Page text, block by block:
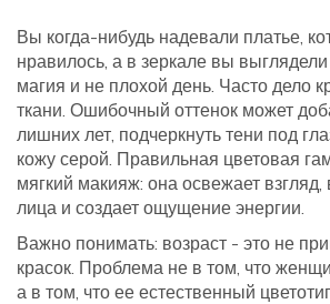
Вы когда-нибудь надевали платье,
нравилось, а в зеркале вы
магия и не плохой день. Часто дело
ткани. Ошибочный оттенок может
лишних лет, подчеркнуть тени под
кожу серой. Правильная цветовая
мягкий макияж: она освежает
лица и создает ощущение энергии.
Важно понимать: возраст - это не
красок. Проблема не в том, что
а в том, что ее естественный